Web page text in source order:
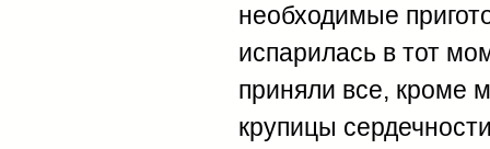
необходимые
испарилась в тот
приняли все, кроме
крупицы